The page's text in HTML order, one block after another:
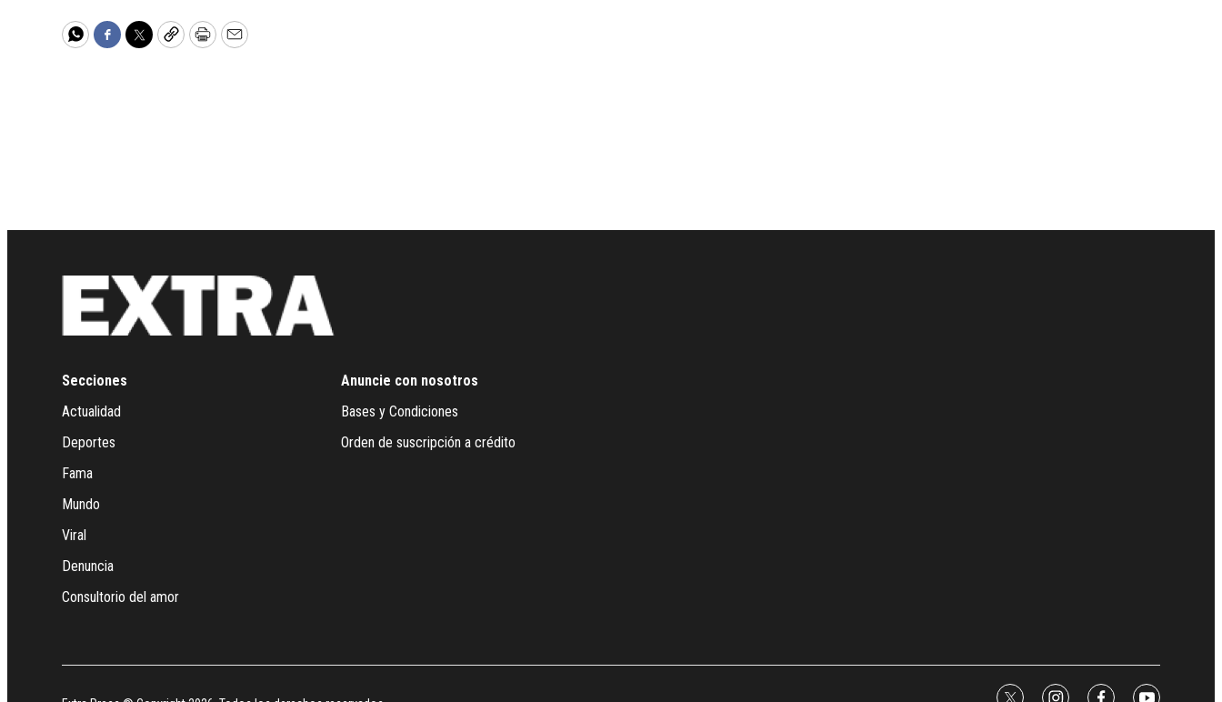
WhatsApp
Facebook
TwitterCopyPrintEmail
Secciones
Actualidad
Deportes
Fama
Mundo
Viral
Denuncia
Consultorio del amor
Anuncie con nosotros
Bases y Condiciones
Orden de suscripción a crédito